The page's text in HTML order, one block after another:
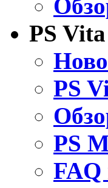
PS Vita
PS
PS
FAQ